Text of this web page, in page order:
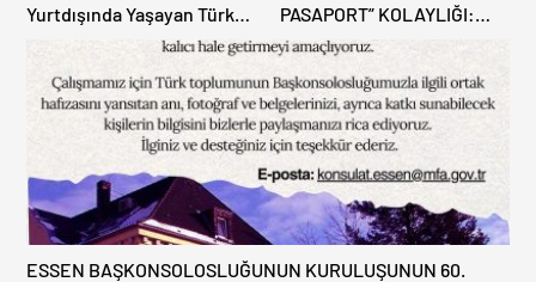
Yurtdışında Yaşayan Türk
Vatandaşlarına ”Güvenlik”
PASAPORT” KOLAYLIĞI:
TÜRKİYE’DE YENİ DÖNEM!
ESSEN BAŞKONSOLOSLUĞUNUN KURULUŞUNUN 60.